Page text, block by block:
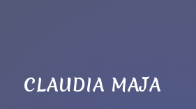
CLAUDIA MAJA